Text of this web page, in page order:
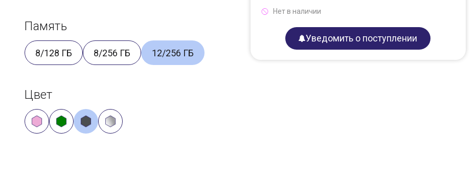
Память
8/128 ГБ 8/256 ГБ 12/256 ГБ
Цвет
Нет в наличии
Уведомить о поступлении